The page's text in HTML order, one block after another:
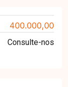
400.000,00
Consulte-nos